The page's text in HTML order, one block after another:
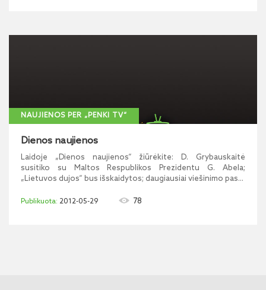
NAUJIENOS PER „PENKI TV“
Dienos naujienos
Laidoje „Dienos naujienos“ žiūrėkite: D. Grybauskaitė
susitiko su Maltos Respublikos Prezidentu G. Abela;
„Lietuvos dujos“ bus išskaidytos; daugiausiai viešinimo pas...
2012-05-29 78